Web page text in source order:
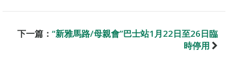
下一篇： “新雅馬路/母親會”巴士站1月22日至26日臨
時停用